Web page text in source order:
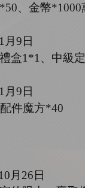
*50、金幣*1000
月9日
盒1*1、中級
月9日
件魔方*40
月 26日